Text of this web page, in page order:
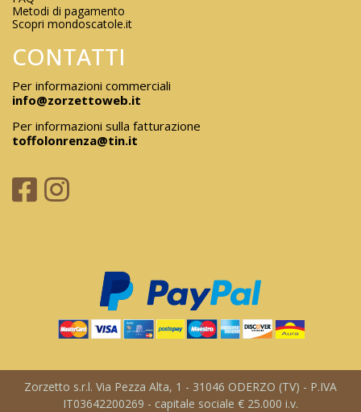
Metodi di pagamento
Scopri mondoscatole.it
CONTATTI
Per informazioni commerciali
info@zorzettoweb.it
Per informazioni sulla fatturazione
toffolonrenza@tin.it
Zorzetto s.r.l. Via Pezza Alta, 1 - 31046 ODERZO (TV) - P.IVA
IT03642200269 - capitale sociale € 25.000 i.v.